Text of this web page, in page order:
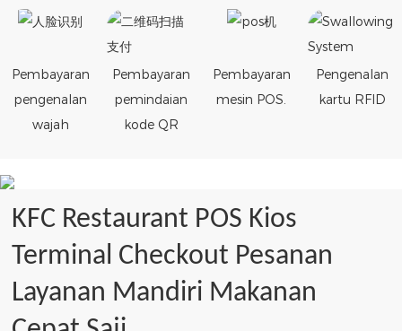
Pembayaran
pengenalan
wajah
Pembayaran
pemindaian
kode QR
Pembayaran
mesin POS.
Pengenalan
kartu RFID
KFC Restaurant POS Kios
Terminal Checkout Pesanan
Layanan Mandiri Makanan